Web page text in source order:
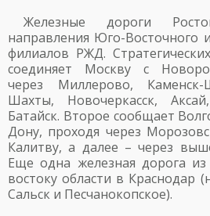
Железные дороги
направления Юго-Восточного
филиалов РЖД.
соединяет Москву с
через Миллерово, Каменск-
Шахты, Новочеркасск,
Батайск. Второе сообщает
Дону, проходя через
Калитву, а далее – через
Еще одна железная дорога
востоку области в Краснодар
Сальск и Песчанокопское).